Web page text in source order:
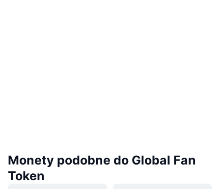
Monety podobne do Global Fan
Token